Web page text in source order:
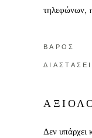
τηλεφώνων,
ΒΑΡΟΣ
Δεν υπάρχει